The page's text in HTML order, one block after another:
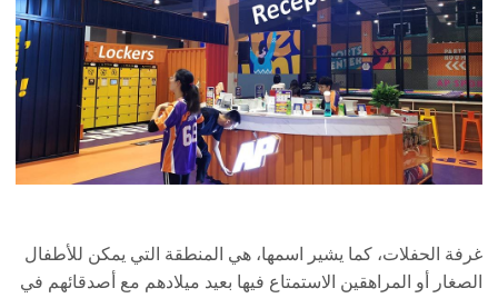
غرفة الحفلات، كما يشير اسمها، هي المنطقة التي يمكن للأطفال
الصغار أو المراهقين الاستمتاع فيها بعيد ميلادهم مع أصدقائهم في